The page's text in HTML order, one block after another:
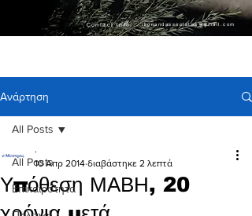
Contact info: ikonandassociates@gmail.com
Ανάρτηση
All Posts
Επικαιρότητα
All Posts
Υπόθεση ΜΑΒΗ, 20
.
10 Απρ 2014 διαβάστηκε 2 λεπτά